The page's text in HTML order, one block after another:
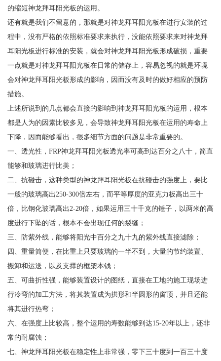
的缩短神龙拜耳阳光板的运用。
还有就是我们不留意的，那就是对神龙拜耳阳光板在进行安装的过
程中，没有严格的依照标准要求来执行，没能依照要求来对神龙拜
耳阳光板进行标准的安装，就会对神龙拜耳阳光板形成破损，重要
一点就是对神龙拜耳阳光板在日常的储存上，容易忽视的就是环境
会对神龙拜耳阳光板形成的影响，因而没有及时的做好相应的预防
措施。
上述所说到的几点都会直接的影响到神龙拜耳阳光板的运用，根本
都是人为的因素比较多见，会导致神龙拜耳阳光板在运用的寿命上
下降，因而能够看出，很多细节方面的问题是非常重要的。
一、透光性，FRP神龙拜耳阳光板透光率可高到达百分之八十，简直
能够和玻璃进行比美；
二、抗碰击，这种类型的神龙拜耳阳光板在抗碰击的强度上，要比
一般的玻璃高出250-300倍左右，而平等厚度的亚克力板高出三十
倍，比钢化玻璃高出2-20倍，如果运用三十千克的锤子，以两米的高
度进行下坠的话，根本不会出现任何的裂缝；
三、防紫外线，能够将阳光中百分之九十九的紫外线直接滤除；
四、重量简便，在比重上只要玻璃的一半不到，大量的节约装置、
搬卸和运送，以及支撑的框架本钱；
五、可曲折性强，能够装置设计的图纸，直接在工地的施工现场进
行冷弯的加工方法，将其装置成为拱形和半圆形的窗顶，并且还能
将其进行热弯；
六、在强度上比较高，整个运用的寿数能够到达15-20年以上，还非
常的耐腐蚀；
七、神龙拜耳阳光板在稳定性上非常强，零下三十度到一百三十度